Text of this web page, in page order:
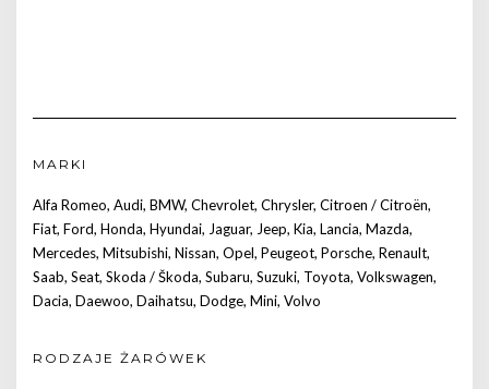
MARKI
Alfa Romeo, Audi, BMW, Chevrolet, Chrysler, Citroen / Citroën,
Fiat, Ford, Honda, Hyundai, Jaguar, Jeep, Kia, Lancia, Mazda,
Mercedes, Mitsubishi, Nissan, Opel, Peugeot, Porsche, Renault,
Saab, Seat, Skoda / Škoda, Subaru, Suzuki, Toyota, Volkswagen,
Dacia, Daewoo, Daihatsu, Dodge, Mini, Volvo
RODZAJE ŻARÓWEK